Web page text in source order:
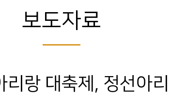
보도자료
리랑 대축제, 정선아